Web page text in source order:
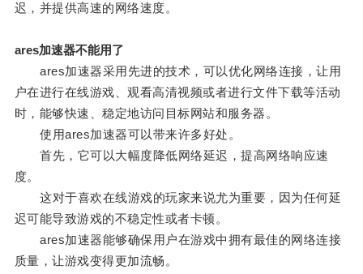
迟，并提供高速的网络速度。
ares加速器不能用了
ares加速器采用先进的技术，可以优化网络连接，让用
户在进行在线游戏、观看高清视频或者进行文件下载等活动
时，能够快速、稳定地访问目标网站和服务器。
使用ares加速器可以带来许多好处。
首先，它可以大幅度降低网络延迟，提高网络响应速
度。
这对于喜欢在线游戏的玩家来说尤为重要，因为任何延
迟可能导致游戏的不稳定性或者卡顿。
ares加速器能够确保用户在游戏中拥有最佳的网络连接
质量，让游戏变得更加流畅。